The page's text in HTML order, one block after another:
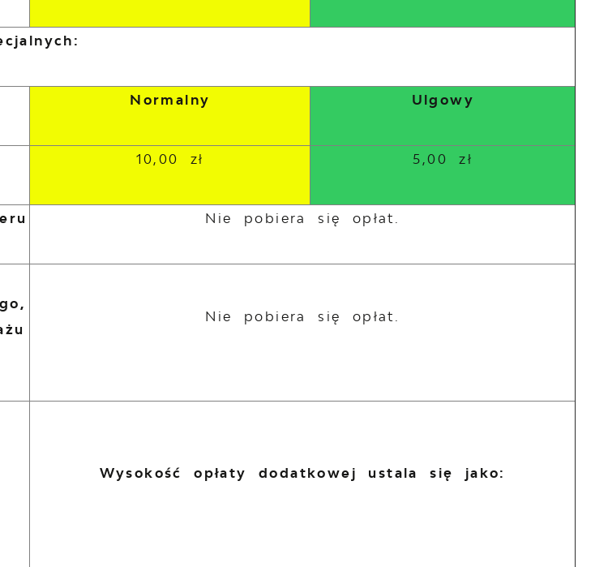
Normalny Ulgowy
10,00 zł 5,00 zł
Nie pobiera się opłat.
Nie pobiera się opłat.
Wysokość opłaty dodatkowej ustala się jako: